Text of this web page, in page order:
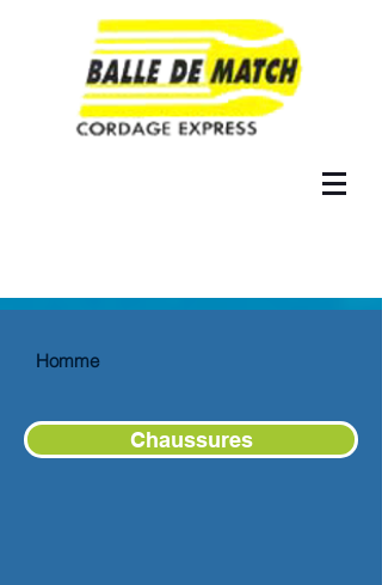
Chaussures
Homme